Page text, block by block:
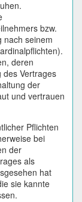
bzw.
nach seinem
deren
Vertrages
der
und vertrauen
Pflichten
bei
der
als
hat
sie kannte